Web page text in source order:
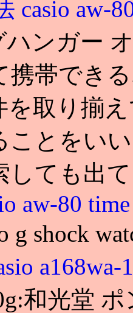
casio aw-
ハンガー
帯できる
を取り揃
ことをい
しても出
aw-80
g shock
a168wa-1
和光堂